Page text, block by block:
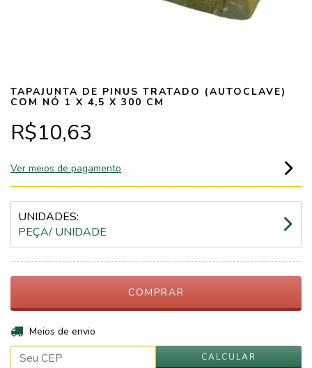
TAPAJUNTA DE PINUS TRATADO (AUTOCLAVE)
COM NÓ 1 X 4,5 X 300 CM
R$10,63
Ver meios de pagamento
UNIDADES:
PEÇA/ UNIDADE
Entregas para o CEP:
Meios de envio
CALCULAR